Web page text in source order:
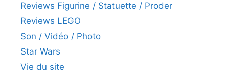
Reviews Figurine / Statuette / Proder
Reviews LEGO
Son / Vidéo / Photo
Star Wars
Vie du site